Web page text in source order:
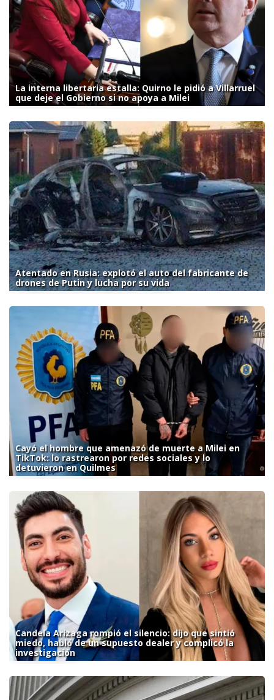
La interna libertaria estalla: Quirno le pidió a Villarruel
que deje el Gobierno si no apoya a Milei
Atentado en Rusia: explotó el auto del fabricante de
drones de Putin y lucha por su vida
Cayó el hombre que amenazó de muerte a Milei en
TikTok: lo rastrearon por redes sociales y lo
detuvieron en Quilmes
Candela Arizaga rompió el silencio: dijo que sintió
miedo, habló de un supuesto dealer y complicó la
investigación